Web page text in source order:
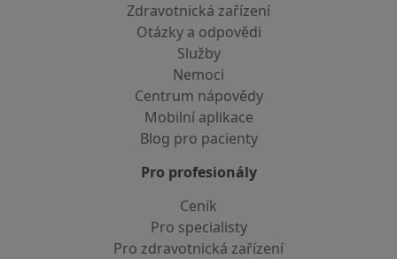
Zdravotnická zařízení
Otázky a odpovědi
Služby
Nemoci
Centrum nápovědy
Mobilní aplikace
Blog pro pacienty
Pro profesionály
Ceník
Pro specialisty
Pro zdravotnická zařízení